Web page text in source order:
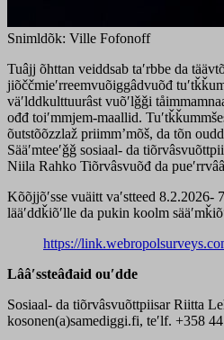
Snimldõk: Ville Fofonoff
Tuâjj õhttan veiddsab taʹrbbe da
jiõččmieʹrreemvuõiggâdvuõđ
väʹlddkulttuurâst vuõʹlǧǧi
ođđ toiʹmmjem-maallid.
õutstõõzzlaž priimmʼmõš, da tõn
Sääʹmteeʹǧǧ sosiaal- da
Niila Rahko Tiõrvâsvuõđ da
Kõõjjõʹsse vuäitt vaʹstteed 8.2.2026-
lääʹddǩiõʹlle da pukin koolm
https://
Lââʹssteâđaid ouʹdde
Sosiaal- da tiõrvâsvuõttpiisar Riitta
kosonen(a)samediggi.fi, teʹlf. +358